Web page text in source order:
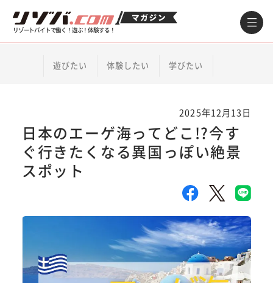
リゾートバイトで働く！遊ぶ！体験する！
遊びたい 体験したい 学びたい
2025年12月13日
日本のエーゲ海ってどこ!?今す
ぐ行きたくなる異国っぽい絶景
スポット